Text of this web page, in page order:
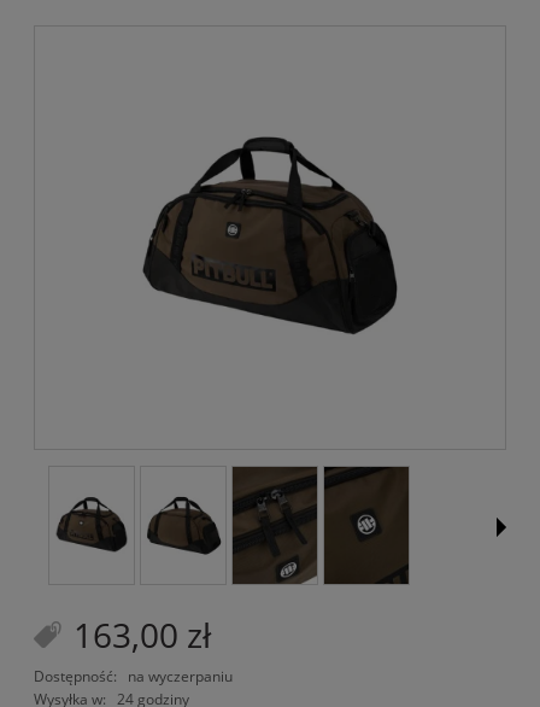
163,00 zł
Dostępność:
na wyczerpaniu
Wysyłka w: 24 godziny